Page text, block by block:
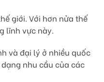
giới. Với hơn nửa thế
lĩnh vực này.
và đại lý ở nhiều quốc
nhu cầu của các